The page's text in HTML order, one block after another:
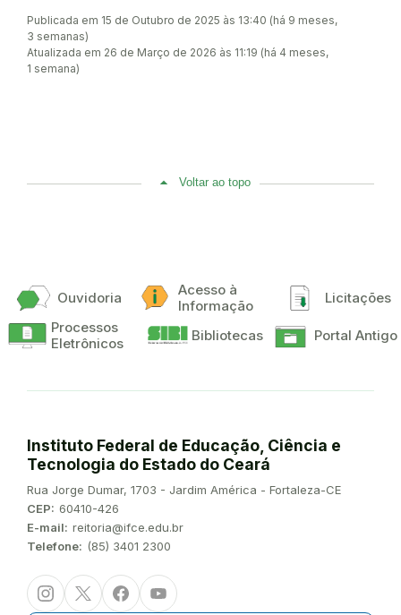
Publicada em 15 de Outubro de 2025 às 13:40 (há 9 meses,
3 semanas)
Atualizada em 26 de Março de 2026 às 11:19 (há 4 meses,
1 semana)
Voltar ao topo
Ouvidoria
Acesso à
Informação
Licitações
Processos
Eletrônicos
Bibliotecas Portal Antigo
Instituto Federal de Educação, Ciência e
Tecnologia do Estado do Ceará
Endereço:
Rua Jorge Dumar, 1703 - Jardim América - Fortaleza-CE
CEP: 60410-426
E-mail: reitoria@ifce.edu.br
Telefone: (85) 3401 2300
InstagramTwitter/XFacebookYoutube